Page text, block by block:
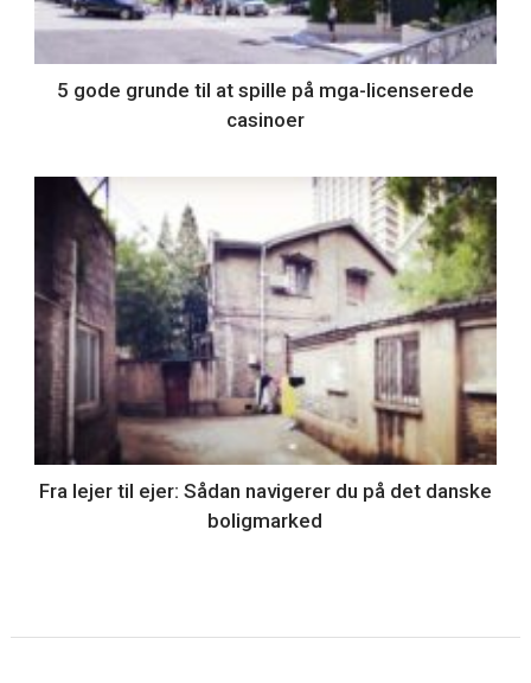
5 gode grunde til at spille på mga-licenserede
casinoer
Fra lejer til ejer: Sådan navigerer du på det danske
boligmarked